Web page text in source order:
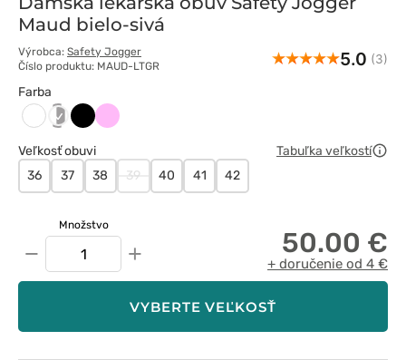
Maud bielo-sivá
Výrobca: Safety Jogger
Číslo produktu: MAUD-LTGR
5.0 (3)
Farba
Białybiały/szary
CzarnyRóżowy
Veľkosť obuvi
Tabuľka veľkostí
36
37 38 39 40 41 42
Množstvo
− + 50.00 €
+ doručenie od 4 €
VYBERTE VEĽKOSŤ